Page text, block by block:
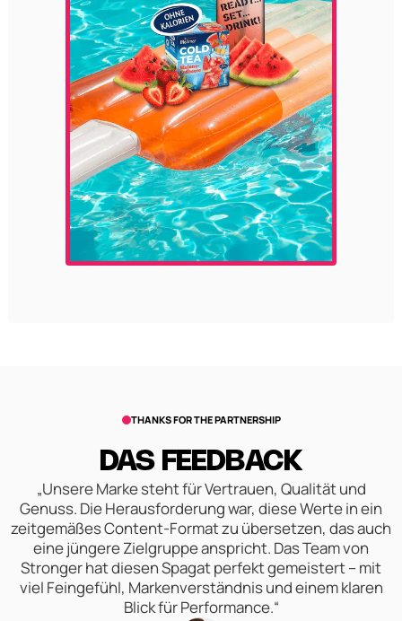
THANKS FOR THE PARTNERSHIP
DAS FEEDBACK
„Unsere Marke steht für Vertrauen, Qualität und
Genuss. Die Herausforderung war, diese Werte in ein
zeitgemäßes Content-Format zu übersetzen, das auch
eine jüngere Zielgruppe anspricht. Das Team von
Stronger hat diesen Spagat perfekt gemeistert – mit
viel Feingefühl, Markenverständnis und einem klaren
Blick für Performance.“